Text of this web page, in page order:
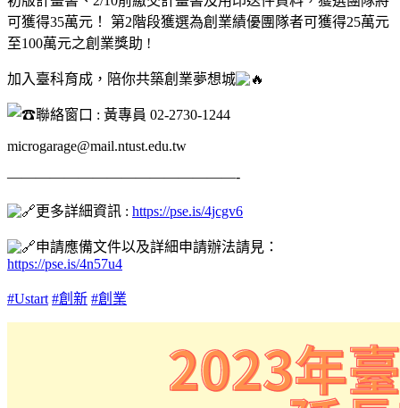
可獲得35萬元！ 第2階段獲選為創業績優團隊者可獲得25萬元
至100萬元之創業獎助 !
加入臺科育成，陪你共築創業夢想城
聯絡窗口 : 黃專員 02-2730-1244
microgarage@mail.ntust.edu.tw
————————————————-
更多詳細資訊 : https://pse.is/4jcgv6
申請應備文件以及詳細申請辦法請見：
https://pse.is/4n57u4
#Ustart #創新 #創業